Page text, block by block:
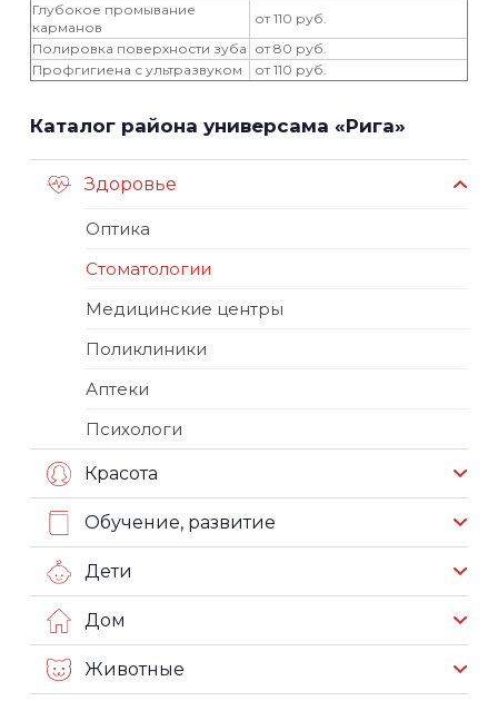
Глубокое промывание
карманов
от 110 руб.
Полировка поверхности зуба от 80 руб.
Профгигиена с ультразвуком
от 110 руб.
Каталог района универсама «Рига»
Здоровье
Оптика
Стоматологии
Медицинские центры
Поликлиники
Аптеки
Психологи
Красота
Обучение, развитие
Дети
Дом
Животные